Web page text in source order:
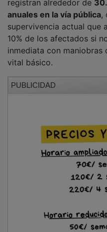
NOTICIAS RELACIONADAS